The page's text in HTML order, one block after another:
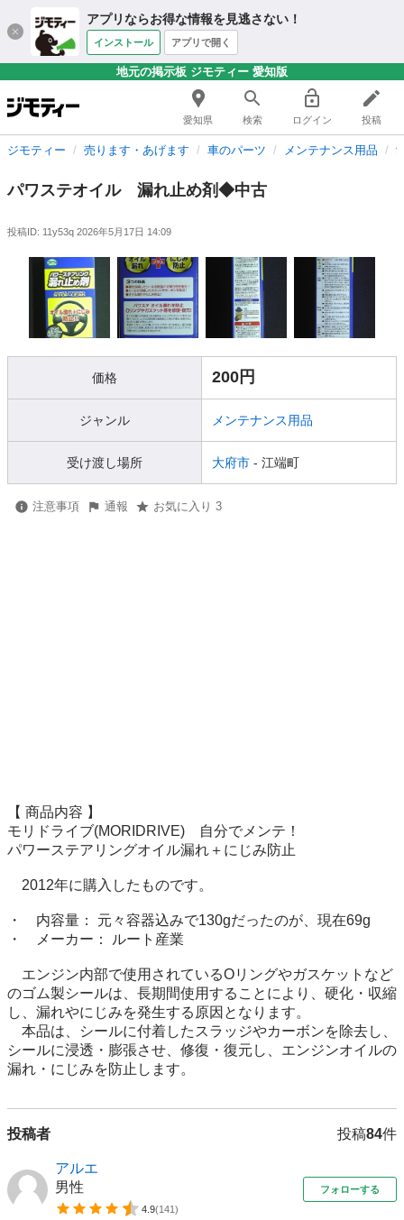
アプリならお得な情報を見逃さない！
インストール アプリで開く
地元の掲示板 ジモティー 愛知版
愛知県 検索 ログイン 投稿
ジモティー 売ります・あげます 車のパーツ メンテナンス用品
パワステオイル 漏れ止め剤◆中古
投稿ID: 11y53q 2026年5月17日 14:09
価格 200円
ジャンル メンテナンス用品
受け渡し場所 大府市 - 江端町
注意事項 通報 お気に入り 3
【 商品内容 】
モリドライブ(MORIDRIVE)　自分でメンテ！
パワーステアリングオイル漏れ＋にじみ防止
2012年に購入したものです。
・　内容量： 元々容器込みで130gだったのが、現在69g
・　メーカー： ルート産業
エンジン内部で使用されているOリングやガスケットなど
のゴム製シールは、長期間使用することにより、硬化・収縮
し、漏れやにじみを発生する原因となります。
本品は、シールに付着したスラッジやカーボンを除去し、
シールに浸透・膨張させ、修復・復元し、エンジンオイルの
投稿者 投稿84件
アルエ
男性
4.9(141)
フォローする